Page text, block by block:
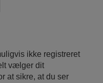
ikke registreret
vælger dit
at sikre, at du ser